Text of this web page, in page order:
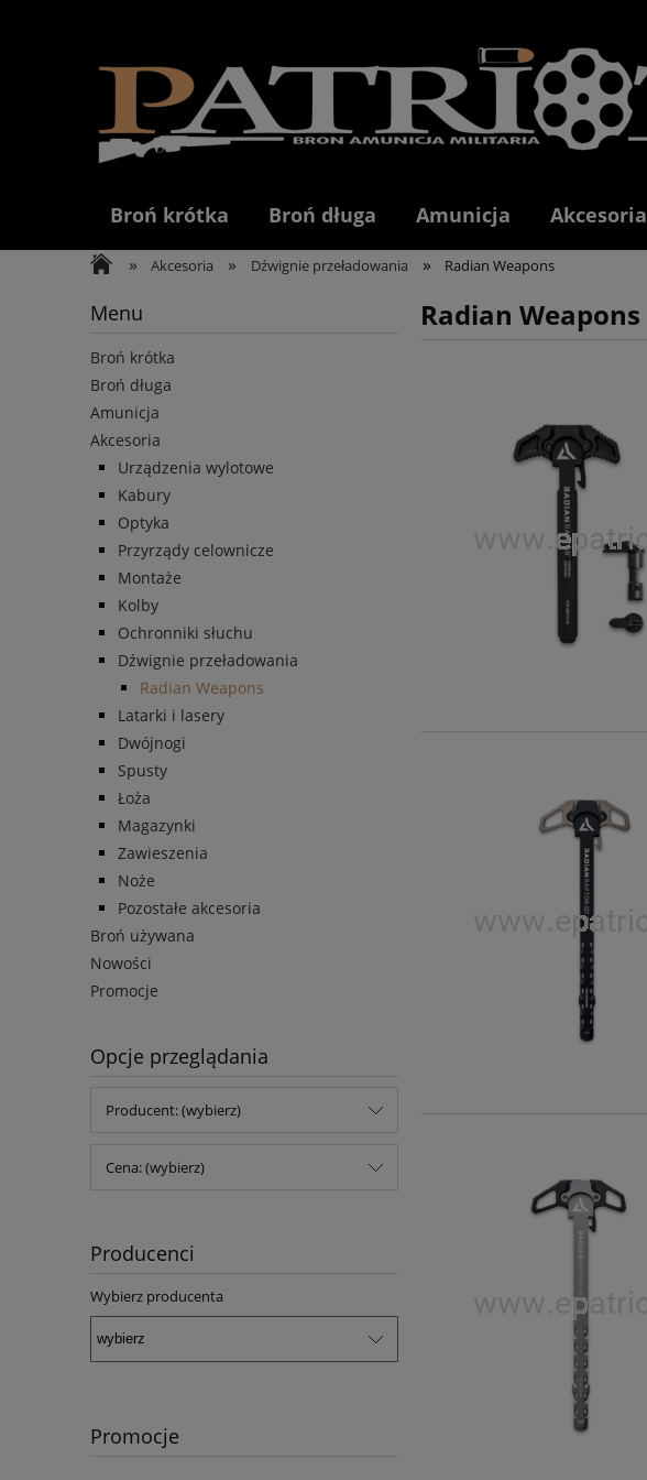
Broń krótka Broń długa Amunicja Akcesoria
» Akcesoria » Dźwignie przeładowania » Radian Weapons
Menu
Broń krótka
Broń długa
Amunicja
Akcesoria
Urządzenia wylotowe
Kabury
Optyka
Przyrządy celownicze
Montaże
Kolby
Ochronniki słuchu
Dźwignie przeładowania
Radian Weapons
Latarki i lasery
Dwójnogi
Spusty
Łoża
Magazynki
Zawieszenia
Noże
Pozostałe akcesoria
Broń używana
Nowości
Promocje
Opcje przeglądania
Producent: (wybierz)
Cena: (wybierz)
Producenci
Wybierz producenta
Promocje
Radian Weapons